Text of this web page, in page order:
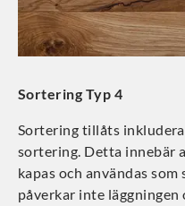
Sortering Typ 4
Sortering tillåts
sortering. Detta innebär
kapas och användas
påverkar inte läggningen